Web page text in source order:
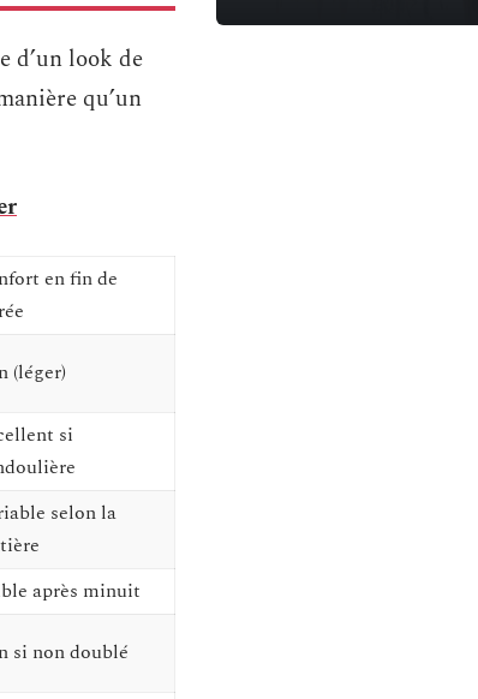
d’un look de
qu’un
en fin de
(léger)
si
selon la
après minuit
si non doublé